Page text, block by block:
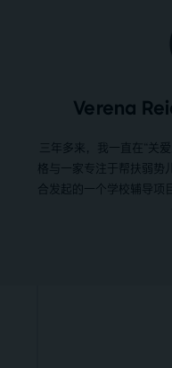
Verena
三年多来，我一直在“关
格与一家专注于帮扶弱
合发起的一个学校辅导项